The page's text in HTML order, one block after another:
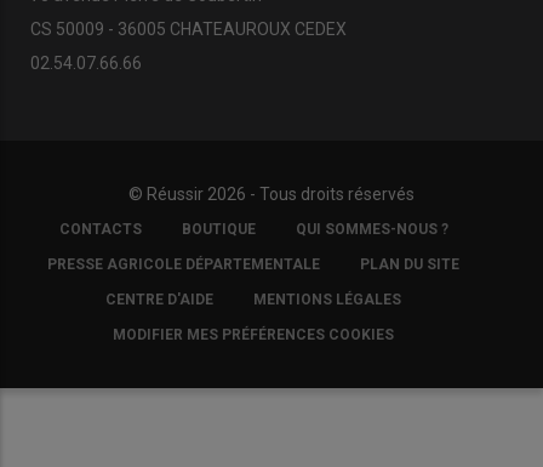
CS 50009 - 36005 CHATEAUROUX CEDEX
02.54.07.66.66
© Réussir 2026 - Tous droits réservés
FOOTER
COPYRIGHT
CONTACTS BOUTIQUE QUI SOMMES-NOUS ?
PRESSE AGRICOLE DÉPARTEMENTALE PLAN DU SITE
CENTRE D'AIDE MENTIONS LÉGALES
MODIFIER MES PRÉFÉRENCES COOKIES